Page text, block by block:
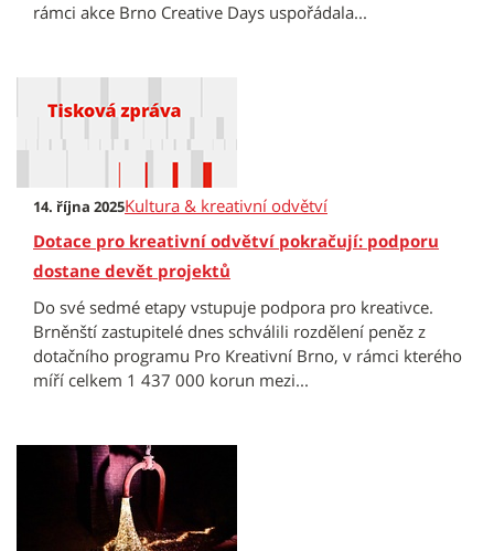
rámci akce Brno Creative Days uspořádala...
14. října 2025Kultura & kreativní odvětví
Dotace pro kreativní odvětví pokračují: podporu
dostane devět projektů
Do své sedmé etapy vstupuje podpora pro kreativce.
Brněnští zastupitelé dnes schválili rozdělení peněz z
dotačního programu Pro Kreativní Brno, v rámci kterého
míří celkem 1 437 000 korun mezi...